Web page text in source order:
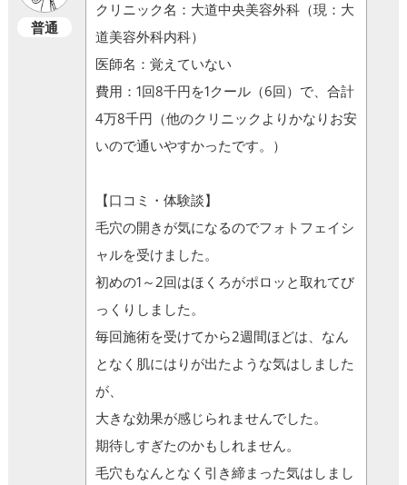
普通
クリニック名：大道中央美容外科（現：大
道美容外科内科）
医師名：覚えていない
費用：1回8千円を1クール（6回）で、合計
4万8千円（他のクリニックよりかなりお安
いので通いやすかったです。）
【口コミ・体験談】
毛穴の開きが気になるのでフォトフェイシ
ャルを受けました。
初めの1～2回はほくろがポロッと取れてび
っくりしました。
毎回施術を受けてから2週間ほどは、なん
となく肌にはりが出たような気はしました
が、
大きな効果が感じられませんでした。
期待しすぎたのかもしれません。
毛穴もなんとなく引き締まった気はしまし